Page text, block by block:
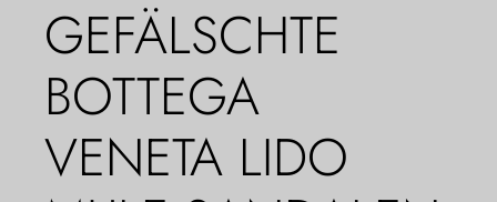
GEFÄLSCHTE
BOTTEGA
VENETA LIDO